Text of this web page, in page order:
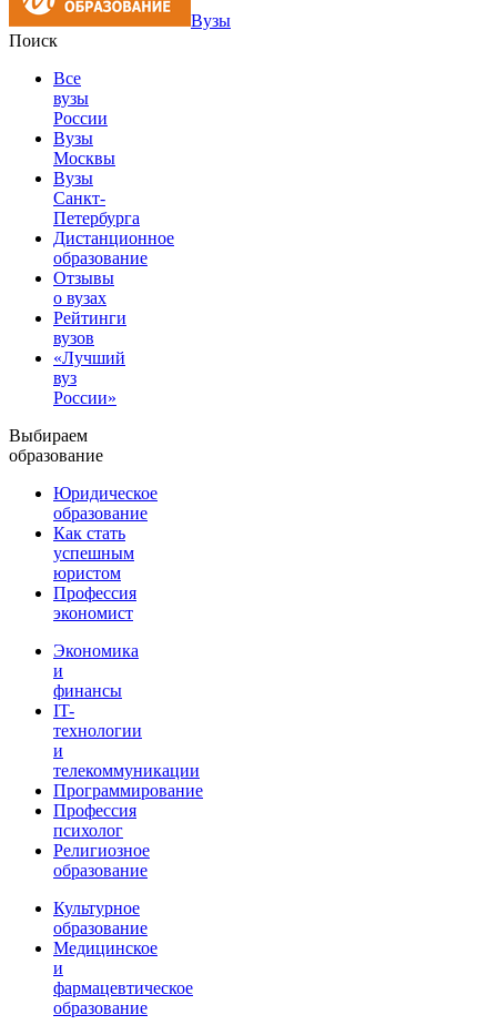
Вузы
Поиск
Все
вузы
России
Вузы
Москвы
Вузы
Санкт-
Петербурга
Дистанционное
образование
Отзывы
о вузах
Рейтинги
вузов
«Лучший
вуз
России»
Выбираем
образование
Юридическое
образование
Как стать
успешным
юристом
Профессия
экономист
Экономика
и
финансы
IT-
технологии
и
телекоммуникации
Программирование
Профессия
психолог
Религиозное
образование
Культурное
образование
Медицинское
и
фармацевтическое
образование